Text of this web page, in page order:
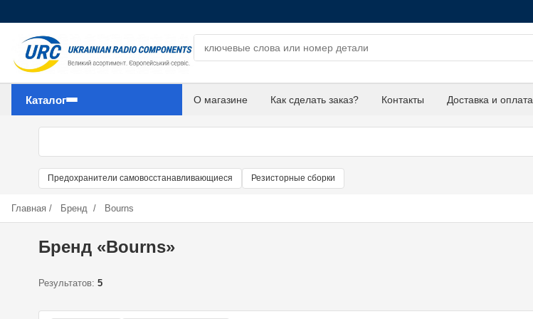
Каталог О магазине Как сделать заказ? Контакты Доставка и оплата
Предохранители самовосстанавливающиеся Резисторные сборки
Главная / Бренд / Bourns
Бренд «Bourns»
Результатов: 5